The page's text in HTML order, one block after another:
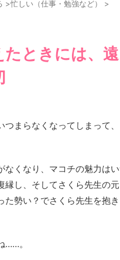
>忙しい（仕事・勉強など） >
ときには、
つまらなくなってしまって
くなり、マコチの魅力は
し、そしてさくら先生の元
勢い？でさくら先生を抱
……。